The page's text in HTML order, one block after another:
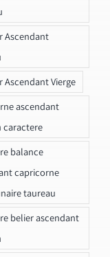
Ascendant
Ascendant Vierge
ascendant
caractere
balance
capricorne
taureau
belier ascendant